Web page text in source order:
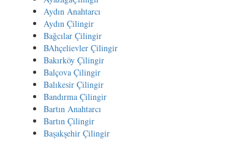
Aydın Anahtarcı
Aydın Çilingir
Bağcılar Çilingir
BAhçelievler Çilingir
Bakırköy Çilingir
Balçova Çilingir
Balıkesir Çilingir
Bandırma Çilingir
Bartın Anahtarcı
Bartın Çilingir
Başakşehir Çilingir